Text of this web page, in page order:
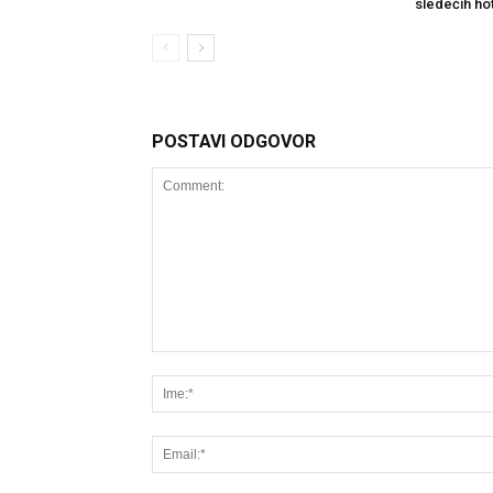
sledećih
POSTAVI ODGOVOR